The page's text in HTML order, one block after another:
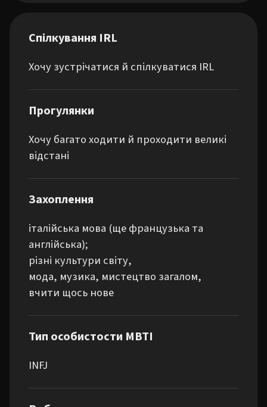
Спілкування IRL
Хочу зустрічатися й спілкуватися IRL
Прогулянки
Хочу багато ходити й проходити великі
відстані
Захоплення
італійська мова (ще французька та
англійська);
різні культури світу,
мода, музика, мистецтво загалом,
вчити щось нове
Тип особистости MBTI
INFJ